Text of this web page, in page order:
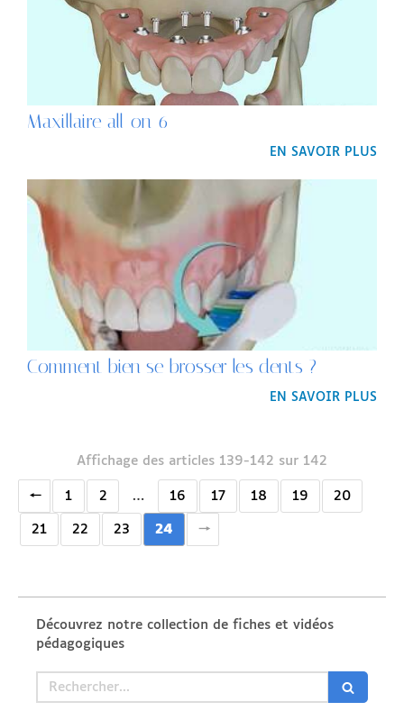
Maxillaire all-on-6
EN SAVOIR PLUS
Comment bien se brosser les dents ?
EN SAVOIR PLUS
Affichage des articles 139-142 sur 142
1 2 … 16 17 18 19 20
21 22 23 24
Découvrez notre collection de fiches et vidéos
pédagogiques
Rechercher